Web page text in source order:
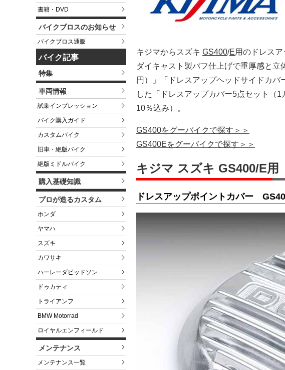
書籍・DVD
バイクブロスのお知らせ
バイクブロス通販
バイク記事
特集
車両情報
試乗インプレッション
バイク購入ガイド
カスタムバイク
旧車・絶版バイク
絶版ミドルバイク
購入基礎知識
プロが造るカスタム
ホンダ
ヤマハ
スズキ
カワサキ
ハーレーダビッドソン
ドゥカティ
トライアンフ
BMW Motorrad
ロイヤルエンフィールド
メンテナンス
メンテナンス一覧
キジマからスズキ GS400/E用のドレス
ダイキャスト製バフ仕上げで重厚感と
円）」「ドレスアップヘッドサイドカ
した「ドレスアップカバー5点セット（
10％込み）。
GS400をグーバイクで探す＞＞
GS400Eをグーバイクで探す＞＞
キジマ スズキ GS400/E用
ドレスアップポイントカバー